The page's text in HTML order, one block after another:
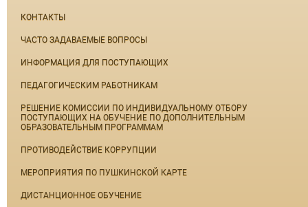
КОНТАКТЫ
ЧАСТО ЗАДАВАЕМЫЕ ВОПРОСЫ
ИНФОРМАЦИЯ ДЛЯ ПОСТУПАЮЩИХ
ПЕДАГОГИЧЕСКИМ РАБОТНИКАМ
РЕШЕНИЕ КОМИССИИ ПО ИНДИВИДУАЛЬНОМУ ОТБОРУ
ПОСТУПАЮЩИХ НА ОБУЧЕНИЕ ПО ДОПОЛНИТЕЛЬНЫМ
ОБРАЗОВАТЕЛЬНЫМ ПРОГРАММАМ
ПРОТИВОДЕЙСТВИЕ КОРРУПЦИИ
МЕРОПРИЯТИЯ ПО ПУШКИНСКОЙ КАРТЕ
ДИСТАНЦИОННОЕ ОБУЧЕНИЕ